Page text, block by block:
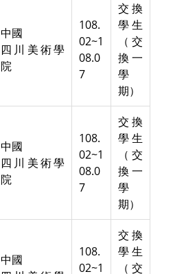
中國
四川美術學
院
108.
02~1
08.0
7
交換
學生
（交
換一
學
期）
中國
四川美術學
院
108.
02~1
08.0
7
交換
學生
（交
換一
學
期）
中國
108.
02~1
交換
學生
（交